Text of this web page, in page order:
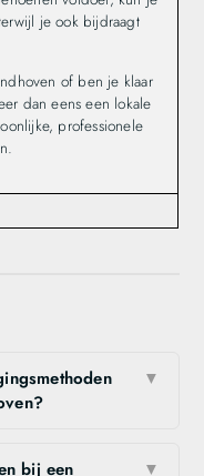
je ook bijdraagt
of ben je klaar
dan eens een lokale
professionele
▼
bij een
▼